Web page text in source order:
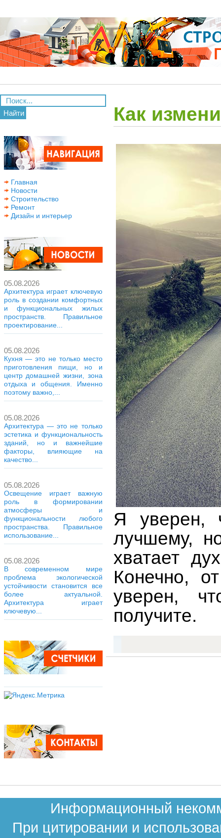
Найти
Главная
Новости
Строительство
Ремонт
Дизайн и интерьер
05.08.2026
Архитектура играет ключевую
роль в создании комфортных
и функциональных жилых
пространств. Правильное
проектирование...
05.08.2026
Кухня — это не только место
приготовления пищи, но и
центр домашней жизни, зона
отдыха и общения. Именно
поэтому важно,...
05.08.2026
Архитектура — это не только
эстетика и функциональность
зданий, но и важнейшие
факторы, влияющие на
качество...
05.08.2026
Освещение играет важную
роль в формировании
атмосферы и
функциональности любого
пространства. Правильное
использование...
05.08.2026
В современном мире
проблема экологической
устойчивости становится все
более актуальной.
Архитектура играет
ключевую...
Как
Я уверен,
лучшему,
хватает
Конечно,
уверен,
получите.
Информационный
При цитировании и